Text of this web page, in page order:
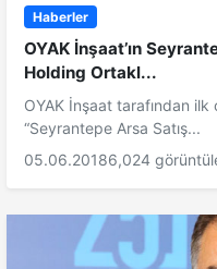
Haberler
OYAK İnşaat’ın
Holding Ortakl...
OYAK İnşaat tarafından ilk
“Seyrantepe Arsa Satış...
05.06.20186,024